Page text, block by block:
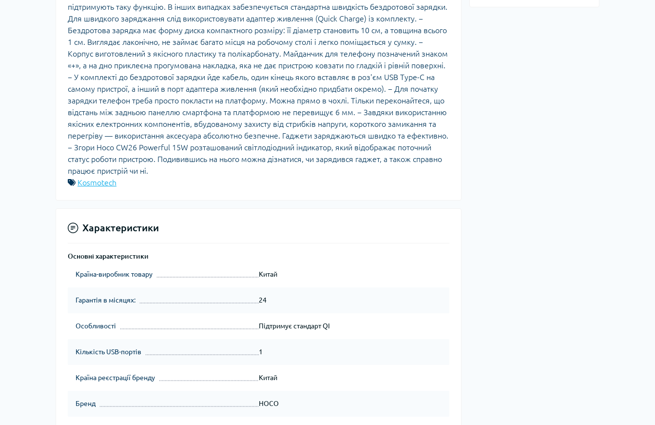
підтримують таку функцію. В інших випадках забезпечується стандартна швидкість бездротової зарядки.
Для швидкого заряджання слід використовувати адаптер живлення (Quick Charge) із комплекту. −
Бездротова зарядка має форму диска компактного розміру: її діаметр становить 10 см, а товщина всього
1 см. Виглядає лаконічно, не займає багато місця на робочому столі і легко поміщається у сумку. −
Корпус виготовлений з якісного пластику та полікарбонату. Майданчик для телефону позначений знаком
«+», а на дно приклеєна прогумована накладка, яка не дає пристрою ковзати по гладкій і рівній поверхні.
− У комплекті до бездротової зарядки йде кабель, один кінець якого вставляє в роз'єм USB Type-C на
самому пристрої, а інший в порт адаптера живлення (який необхідно придбати окремо). − Для початку
зарядки телефон треба просто покласти на платформу. Можна прямо в чохлі. Тільки переконайтеся, що
відстань між задньою панеллю смартфона та платформою не перевищує 6 мм. − Завдяки використанню
якісних електронних компонентів, вбудованому захисту від стрибків напруги, короткого замикання та
перегріву — використання аксесуара абсолютно безпечне. Гаджети заряджаються швидко та ефективно.
− Згори Hoco CW26 Powerful 15W розташований світлодіодний індикатор, який відображає поточний
статус роботи пристрою. Подивившись на нього можна дізнатися, чи зарядився гаджет, а також справно
працює пристрій чи ні.
Kosmotech
Характеристики
Основні характеристики
Країна-виробник товару Китай
Гарантія в місяцях: 24
Особливості Підтримує стандарт QI
Кількість USB-портів 1
Країна реєстрації бренду Китай
Бренд HOCO